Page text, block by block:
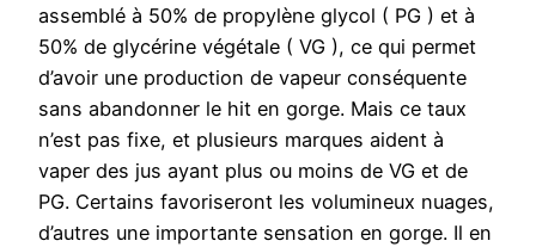
assemblé à 50% de propylène glycol ( PG ) et à
50% de glycérine végétale ( VG ), ce qui permet
d’avoir une production de vapeur conséquente
sans abandonner le hit en gorge. Mais ce taux
n’est pas fixe, et plusieurs marques aident à
vaper des jus ayant plus ou moins de VG et de
PG. Certains favoriseront les volumineux nuages,
d’autres une importante sensation en gorge. Il en